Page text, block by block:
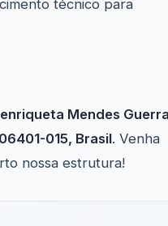
técnico para
Mendes
015, Brasil. Venha
nossa estrutura!